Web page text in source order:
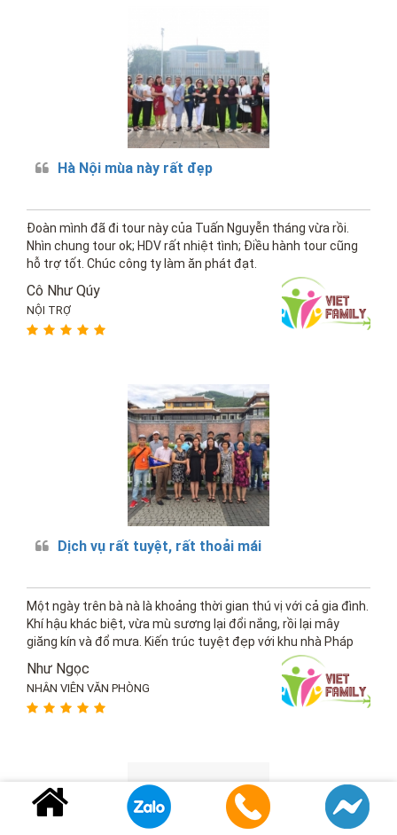
Hà Nội mùa này rất đẹp
Đoàn mình đã đi tour này của Tuấn Nguyễn tháng vừa rồi.
Nhìn chung tour ok; HDV rất nhiệt tình; Điều hành tour cũng
hỗ trợ tốt. Chúc công ty làm ăn phát đạt.
Cô Như Qúy
NỘI TRỢ
Dịch vụ rất tuyệt, rất thoải mái
Một ngày trên bà nà là khoảng thời gian thú vị với cả gia đình.
Khí hậu khác biệt, vừa mù sương lại đổi nắng, rồi lại mây
giăng kín và đổ mưa. Kiến trúc tuyệt đẹp với khu nhà Pháp
Như Ngọc
NHÂN VIÊN VĂN PHÒNG